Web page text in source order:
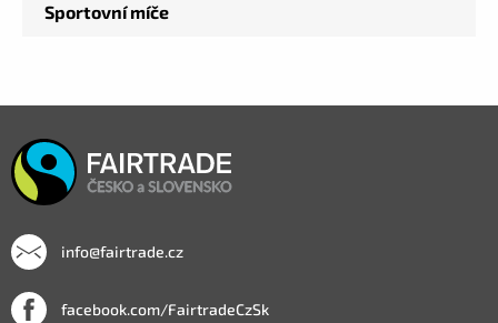
Sportovní míče
info@fairtrade.cz
facebook.com/FairtradeCzSk